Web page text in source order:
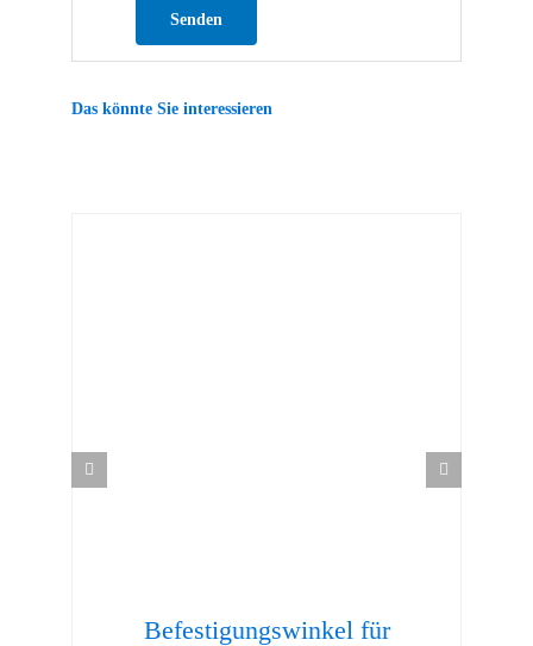
Das könnte Sie interessieren
Befestigungswinkel für